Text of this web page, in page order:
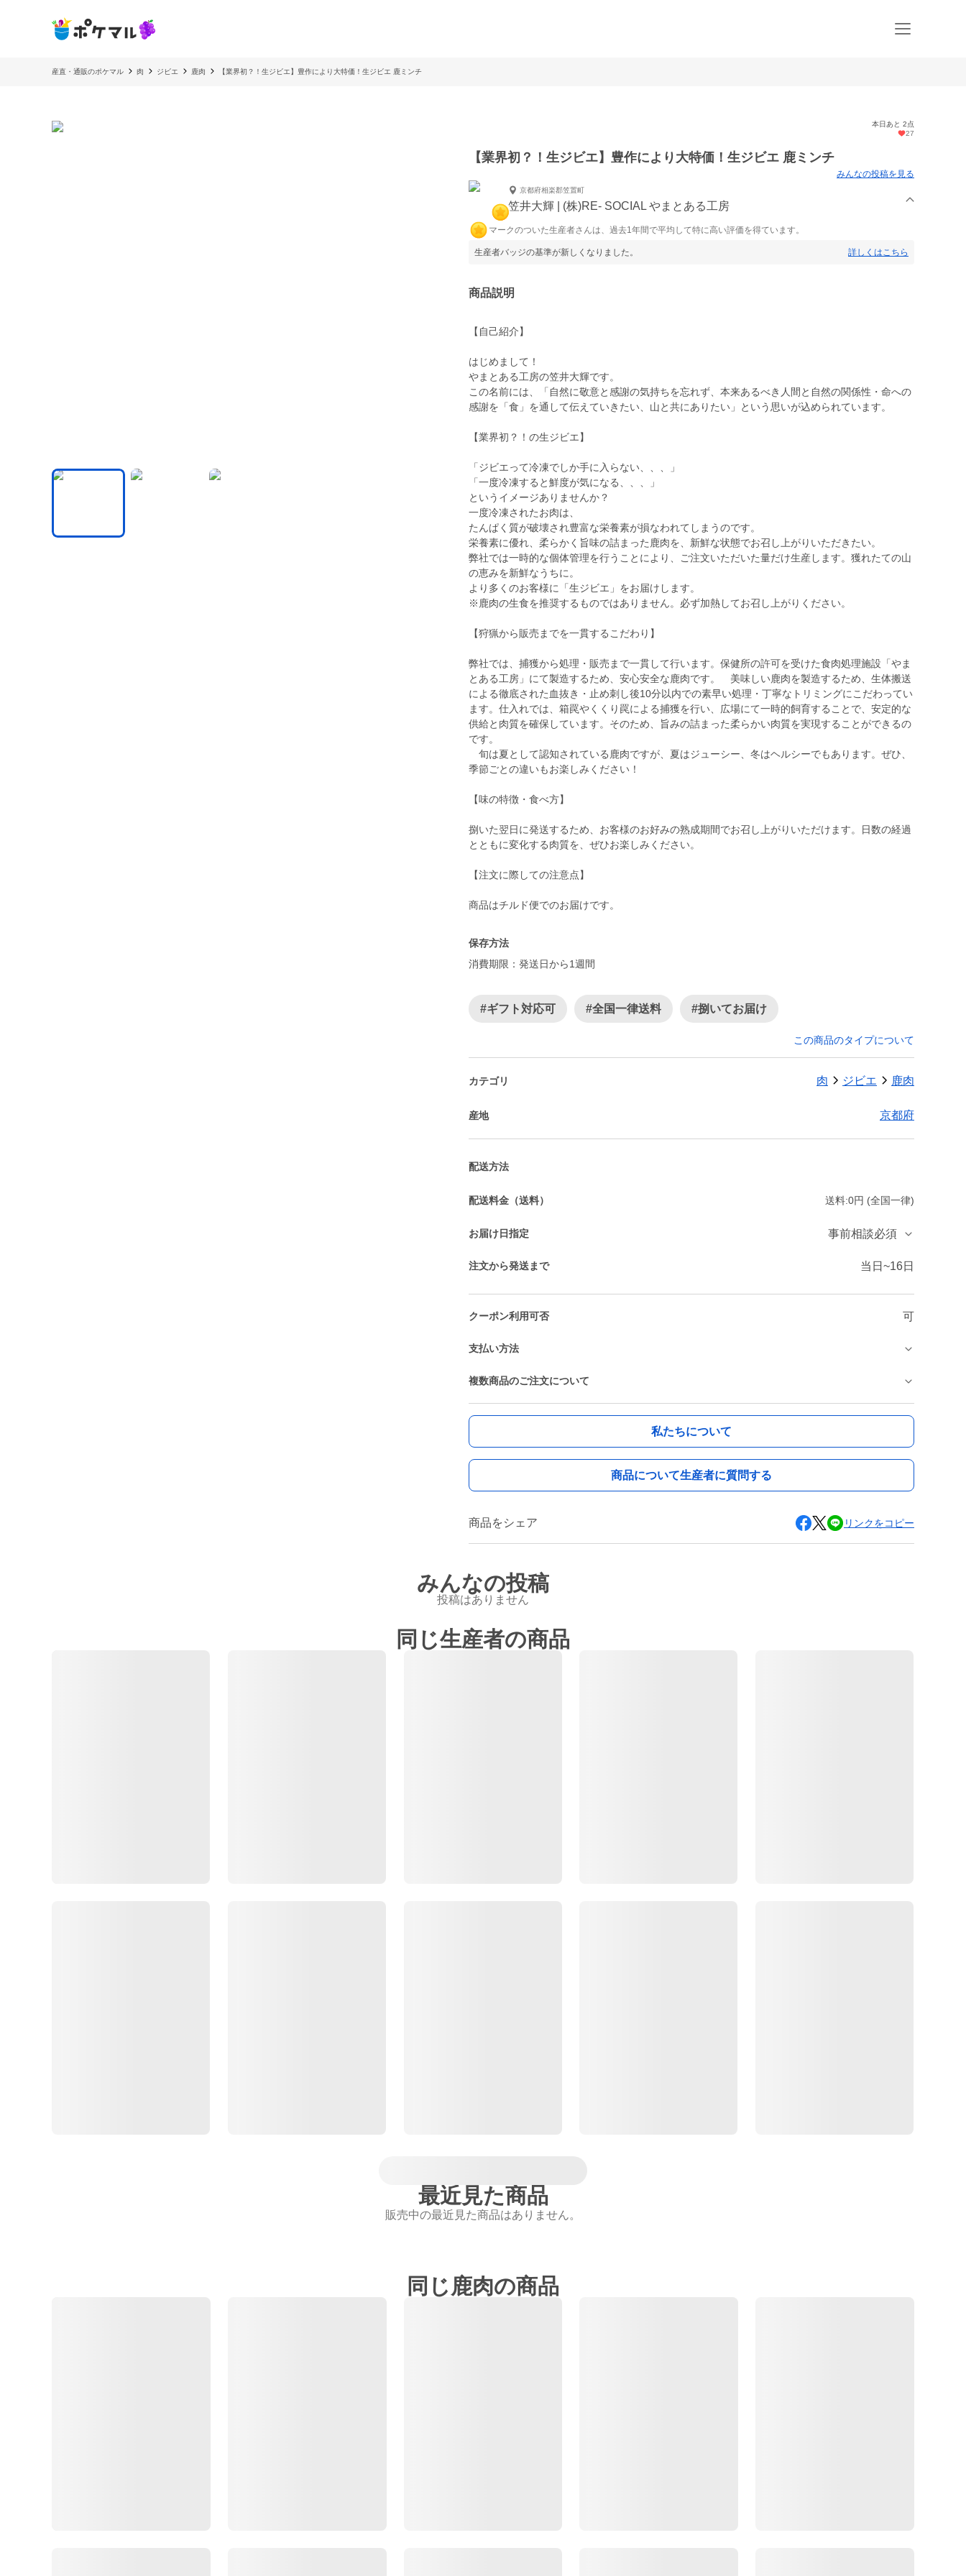
産直・通販のポケマル 肉 ジビエ 鹿肉 【業界初？！生ジビエ】豊作により大特価！生ジビエ 鹿ミンチ
本日あと 2点
27
【業界初？！生ジビエ】豊作により大特価！生ジビエ 鹿ミンチ
みんなの投稿を見る
京都府相楽郡笠置町
笠井大輝 | (株)RE- SOCIAL やまとある工房
マークのついた生産者さんは、過去1年間で平均して特に高い評価を得ています。
生産者バッジの基準が新しくなりました。 詳しくはこちら
商品説明
【自己紹介】
はじめまして！
やまとある工房の笠井大輝です。
この名前には、「自然に敬意と感謝の気持ちを忘れず、本来あるべき人間と自然の関係性・命への
感謝を「食」を通して伝えていきたい、山と共にありたい」という思いが込められています。
【業界初？！の生ジビエ】
「ジビエって冷凍でしか手に入らない、、、」
「一度冷凍すると鮮度が気になる、、、」
というイメージありませんか？
一度冷凍されたお肉は、
たんぱく質が破壊され豊富な栄養素が損なわれてしまうのです。
栄養素に優れ、柔らかく旨味の詰まった鹿肉を、新鮮な状態でお召し上がりいただきたい。
弊社では一時的な個体管理を行うことにより、ご注文いただいた量だけ生産します。獲れたての山
の恵みを新鮮なうちに。
より多くのお客様に「生ジビエ」をお届けします。
※鹿肉の生食を推奨するものではありません。必ず加熱してお召し上がりください。
【狩猟から販売までを一貫するこだわり】
弊社では、捕獲から処理・販売まで一貫して行います。保健所の許可を受けた食肉処理施設「やま
とある工房」にて製造するため、安心安全な鹿肉です。 美味しい鹿肉を製造するため、生体搬送
による徹底された血抜き・止め刺し後10分以内での素早い処理・丁寧なトリミングにこだわってい
ます。仕入れでは、箱罠やくくり罠による捕獲を行い、広場にて一時的飼育することで、安定的な
供給と肉質を確保しています。そのため、旨みの詰まった柔らかい肉質を実現することができるの
です。
旬は夏として認知されている鹿肉ですが、夏はジューシー、冬はヘルシーでもあります。ぜひ、
季節ごとの違いもお楽しみください！
【味の特徴・食べ方】
捌いた翌日に発送するため、お客様のお好みの熟成期間でお召し上がりいただけます。日数の経過
とともに変化する肉質を、ぜひお楽しみください。
【注文に際しての注意点】
保存方法
消費期限：発送日から1週間
#ギフト対応可 #全国一律送料 #捌いてお届け
この商品のタイプについて
カテゴリ 肉 ジビエ 鹿肉
産地 京都府
配送方法
配送料金（送料） 送料:0円 (全国一律)
お届け日指定 事前相談必須
注文から発送まで 当日~16日
クーポン利用可否 可
支払い方法
複数商品のご注文について
私たちについて
商品について生産者に質問する
商品をシェア リンクをコピー
みんなの投稿
投稿はありません
同じ生産者の商品
最近見た商品
販売中の最近見た商品はありません。
同じ鹿肉の商品